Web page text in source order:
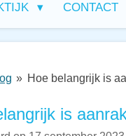
CONTACT
» Hoe belangrijk is
is